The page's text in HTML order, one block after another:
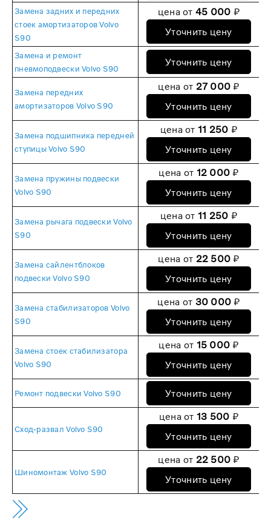
Замена задних и передних
стоек амортизаторов Volvo
S90
цена от 45 000 ₽
Уточнить цену
Замена и ремонт
пневмоподвески Volvo S90
Уточнить цену
Замена передних
амортизаторов Volvo S90
цена от 27 000 ₽
Уточнить цену
Замена подшипника передней
ступицы Volvo S90
цена от 11 250 ₽
Уточнить цену
Замена пружины подвески
Volvo S90
цена от 12 000 ₽
Уточнить цену
Замена рычага подвески Volvo
S90
цена от 11 250 ₽
Уточнить цену
Замена сайлентблоков
подвески Volvo S90
цена от 22 500 ₽
Уточнить цену
Замена стабилизаторов Volvo
S90
цена от 30 000 ₽
Уточнить цену
Замена стоек стабилизатора
Volvo S90
цена от 15 000 ₽
Уточнить цену
Ремонт подвески Volvo S90 Уточнить цену
Сход-развал Volvo S90
цена от 13 500 ₽
Уточнить цену
Шиномонтаж Volvo S90
цена от 22 500 ₽
Уточнить цену